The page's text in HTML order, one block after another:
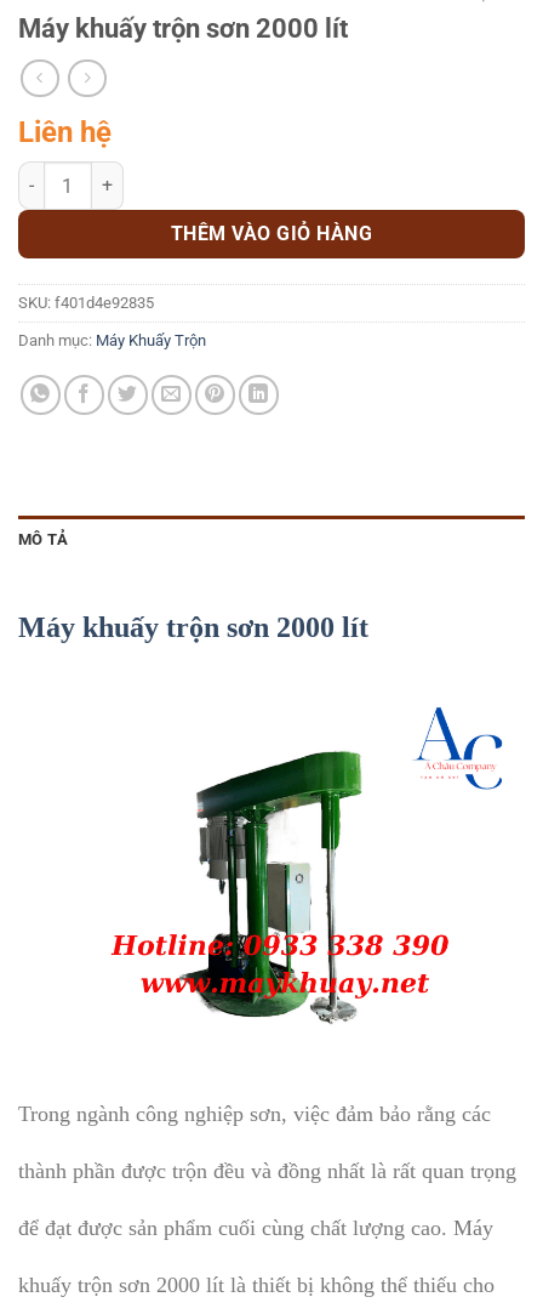
Máy khuấy trộn sơn 2000 lít
Liên hệ
Máy khuấy trộn sơn 2000 lít số lượng
THÊM VÀO GIỎ HÀNG
SKU: f401d4e92835
Danh mục: Máy Khuấy Trộn
MÔ TẢ
Máy khuấy trộn sơn 2000 lít
Trong ngành công nghiệp sơn, việc đảm bảo rằng các
thành phần được trộn đều và đồng nhất là rất quan trọng
để đạt được sản phẩm cuối cùng chất lượng cao. Máy
khuấy trộn sơn 2000 lít là thiết bị không thể thiếu cho